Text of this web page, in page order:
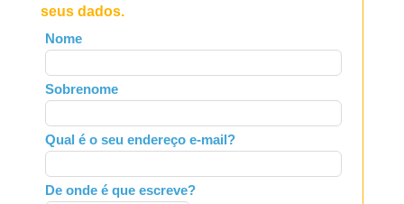
seus dados.
Leave
this
field
blank
Nome
Sobrenome
Qual é o seu endereço e-mail?
De onde é que escreve?